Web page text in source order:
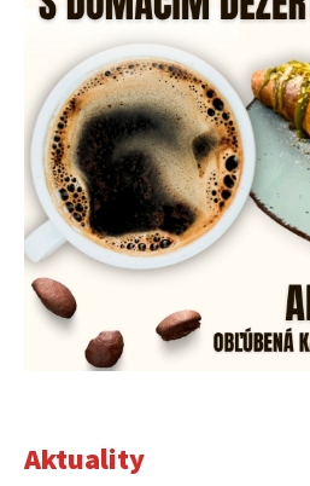
Aktuality